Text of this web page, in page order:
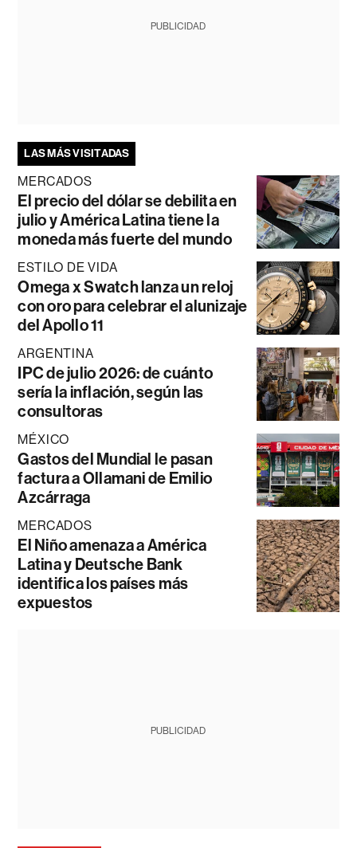
PUBLICIDAD
LAS MÁS VISITADAS
MERCADOS
El precio del dólar se debilita en
julio y América Latina tiene la
moneda más fuerte del mundo
ESTILO DE VIDA
Omega x Swatch lanza un reloj
con oro para celebrar el alunizaje
del Apollo 11
ARGENTINA
IPC de julio 2026: de cuánto
sería la inflación, según las
consultoras
MÉXICO
Gastos del Mundial le pasan
factura a Ollamani de Emilio
Azcárraga
MERCADOS
El Niño amenaza a América
Latina y Deutsche Bank
identifica los países más
expuestos
PUBLICIDAD